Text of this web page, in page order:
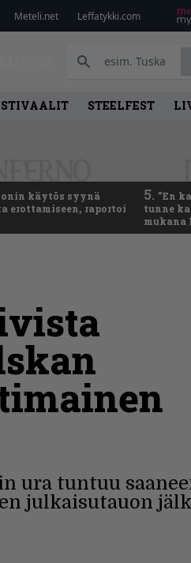
Meteli.net Leffatykki.com
STEELFEST
käytös syynä
erottamiseen, raportoi
5. ”En
tunne
mukana
ura tuntuu
julkaisutauon